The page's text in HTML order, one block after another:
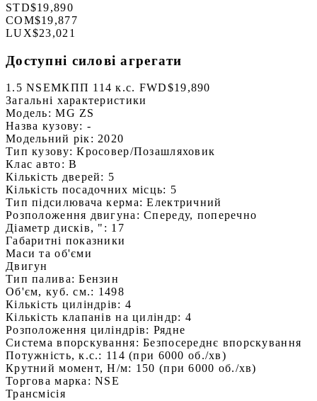
STD$19,890
COM$19,877
LUX$23,021
Доступні силові агрегати
1.5 NSEМКПП 114 к.с. FWD$19,890
Загальні характеристики
Модель:MG ZS
Назва кузову: -
Модельний рік: 2020
Тип кузову:Кросовер/Позашляховик
Клас авто:B
Кількість дверей: 5
Кількість посадочних місць: 5
Тип підсилювача керма:Електричний
Розположення двигуна:Спереду, поперечно
Діаметр дисків, ": 17
Габаритні показники
Маси та об'єми
Двигун
Тип палива:Бензин
Об'єм, куб. см.: 1498
Кількість циліндрів: 4
Кількість клапанів на циліндр: 4
Розположення циліндрів: Рядне
Система впорскування:Безпосереднє впорскування
Потужність, к.с.: 114 (при 6000 об./хв)
Крутний момент, Н/м: 150 (при 6000 об./хв)
Торгова марка:NSE
Трансмісія